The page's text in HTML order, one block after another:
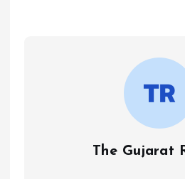
The Gujarat